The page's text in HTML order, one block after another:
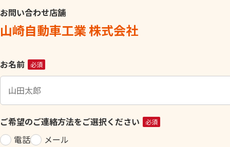
お問い合わせ店舗
山崎自動車工業 株式会社
こ
の
ィ
ー
ル
ド
お名前 必須
ご希望のご連絡方法をご選択ください 必須
電話
メール